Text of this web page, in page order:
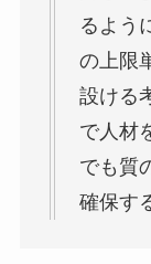
るよう
の上限
設ける
で人材
でも質
確保す